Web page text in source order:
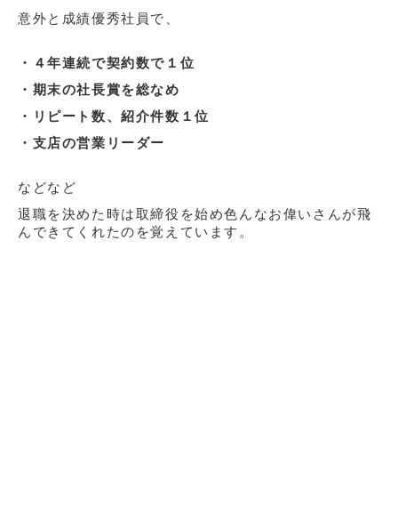
意外と成績優秀社員で、
・４年連続で契約数で１位
・期末の社長賞を総なめ
・
リピート数、紹介件数１位
・支店の営業リーダー
などなど
退職を決めた時は取締役を始め色んなお偉いさんが飛
んできてくれたのを覚えています。